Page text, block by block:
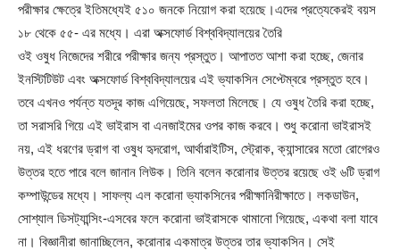
পরীক্ষার ক্ষেত্রে ইতিমধ্যেই ৫১০ জনকে নিয়োগ করা হয়েছে।এদের প্রত্যেকেরই বয়স
১৮ থেকে ৫৫- এর মধ্যে। এরা অক্সফোর্ড বিশ্ববিদ্যালয়ের তৈরি
ওই ওষুধ নিজেদের শরীরে পরীক্ষার জন্য প্রস্তুত। আপাতত আশা করা হচ্ছে, জেনার
ইনস্টিটিউট এবং অক্সফোর্ড বিশ্ববিদ্যালয়ের এই ভ্যাকসিন সেপ্টেম্বরে প্রস্তুত হবে।
তবে এখনও পর্যন্ত যতদূর কাজ এগিয়েছে, সফলতা মিলেছে। যে ওষুধ তৈরি করা হচ্ছে,
তা সরাসরি গিয়ে এই ভাইরাস বা এনজাইমের ওপর কাজ করবে। শুধু করোনা ভাইরাসই
নয়, এই ধরণের ড্রাগ বা ওষুধ হৃদরোগ, আর্থারাইটিস, স্ট্রোক, ক্যান্সারের মতো রোগেরও
উত্তর হতে পারে বলে জানান লিউক। তিনি বলেন করোনার উত্তর রয়েছে ওই ৬টি ড্রাগ
কম্পাউন্ডের মধ্যে। সাফল্য এল করোনা ভ্যাকসিনের পরীক্ষানিরীক্ষাতে। লকডাউন,
সোশ্যাল ডিসট্যান্সিং-এসবের ফলে করোনা ভাইরাসকে থামানো গিয়েছে, একথা বলা যাবে
না। বিজ্ঞানীরা জানাচ্ছিলেন, করোনার একমাত্র উত্তর তার ভ্যাকসিন। সেই